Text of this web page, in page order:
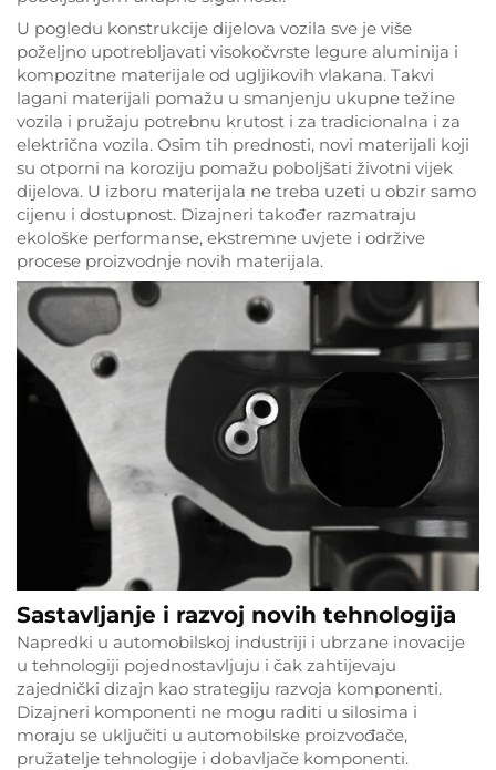
U pogledu konstrukcije dijelova vozila sve je više
poželjno upotrebljavati visokočvrste legure aluminija i
kompozitne materijale od ugljikovih vlakana. Takvi
lagani materijali pomažu u smanjenju ukupne težine
vozila i pružaju potrebnu krutost i za tradicionalna i za
električna vozila. Osim tih prednosti, novi materijali koji
su otporni na koroziju pomažu poboljšati životni vijek
dijelova. U izboru materijala ne treba uzeti u obzir samo
cijenu i dostupnost. Dizajneri također razmatraju
ekološke performanse, ekstremne uvjete i održive
procese proizvodnje novih materijala.
Sastavljanje i razvoj novih tehnologija
Napredki u automobilskoj industriji i ubrzane inovacije
u tehnologiji pojednostavljuju i čak zahtijevaju
zajednički dizajn kao strategiju razvoja komponenti.
Dizajneri komponenti ne mogu raditi u silosima i
moraju se uključiti u automobilske proizvođače,
pružatelje tehnologije i dobavljače komponenti.